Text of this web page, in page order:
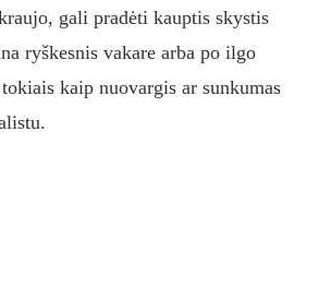
gali pradėti kauptis skystis
ryškesnis vakare arba po ilgo
kaip nuovargis ar sunkumas